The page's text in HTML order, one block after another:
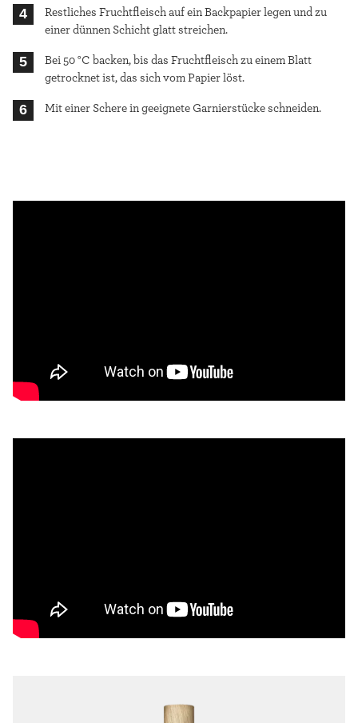
Restliches Fruchtfleisch auf ein Backpapier legen und zu
einer dünnen Schicht glatt streichen.
Bei 50 °C backen, bis das Fruchtfleisch zu einem Blatt
getrocknet ist, das sich vom Papier löst.
Mit einer Schere in geeignete Garnierstücke schneiden.